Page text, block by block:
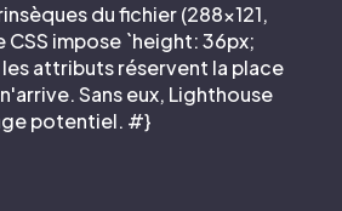
du fichier (288×121,
CSS impose `height: 36px;
attributs réservent la place
Sans eux, Lighthouse
potentiel. #}